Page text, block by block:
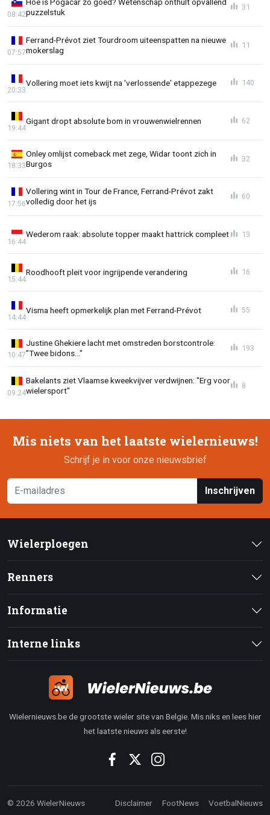
Hoe is Pogacar zó goed? Wetenschap onthult opvallend
puzzelstuk
08:42
31
Ferrand-Prévot ziet Tourdroom uiteenspatten na nieuwe
mokerslag
07:57
11
Vollering moet iets kwijt na 'verlossende' etappezege
20:33
140
Gigant dropt absolute bom in vrouwenwielrennen
19:44
62
Onley omlijst comeback met zege, Widar toont zich in
Burgos
18:33
32
Vollering wint in Tour de France, Ferrand-Prévot zakt
volledig door het ijs
17:56
60
Wederom raak: absolute topper maakt hattrick compleet
16:44
13
Roodhooft pleit voor ingrijpende verandering
15:44
16
Visma heeft opmerkelijk plan met Ferrand-Prévot
14:44
55
Justine Ghekiere lacht met omstreden borstcontrole:
"Twee bidons..."
10:47
193
Bakelants ziet Vlaamse kweekvijver verdwijnen: "Erg voor
wielersport"
09:24
8
Mis niets van het laatste wielernieuws!
Schrijf je in voor onze nieuwsbrief
Inschrijven
Wielerploegen
Renners
Informatie
Interne links
Wielernieuws.be de grootste wieler site van Belgie. Mis niks en lees hier
het laatste nieuws als eerste!
© 2026 WielerNieuws Disclaimer FootNews VoetbalNieuws